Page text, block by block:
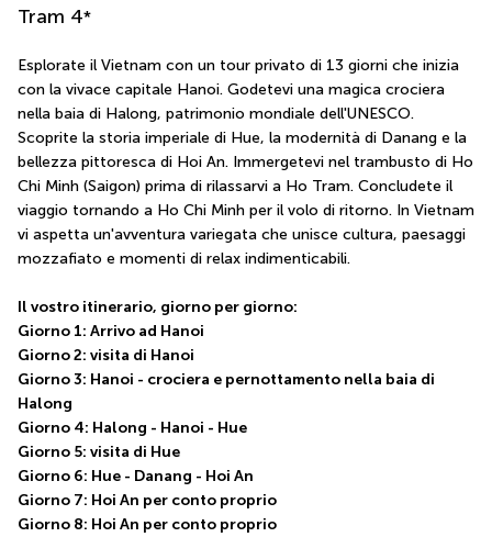
Tram 4*
Esplorate il Vietnam con un tour privato di 13 giorni che inizia
con la vivace capitale Hanoi. Godetevi una magica crociera
nella baia di Halong, patrimonio mondiale dell'UNESCO.
Scoprite la storia imperiale di Hue, la modernità di Danang e la
bellezza pittoresca di Hoi An. Immergetevi nel trambusto di Ho
Chi Minh (Saigon) prima di rilassarvi a Ho Tram. Concludete il
viaggio tornando a Ho Chi Minh per il volo di ritorno. In Vietnam
vi aspetta un'avventura variegata che unisce cultura, paesaggi
mozzafiato e momenti di relax indimenticabili.
Il vostro itinerario, giorno per giorno:
Giorno 1: Arrivo ad Hanoi
Giorno 2: visita di Hanoi
Giorno 3: Hanoi - crociera e pernottamento nella baia di
Halong
Giorno 4: Halong - Hanoi - Hue
Giorno 5: visita di Hue
Giorno 6: Hue - Danang - Hoi An
Giorno 7: Hoi An per conto proprio
Giorno 8: Hoi An per conto proprio